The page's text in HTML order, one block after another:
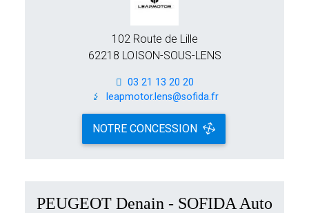
102 Route de Lille
62218 LOISON-SOUS-LENS
03 21 13 20 20
leapmotor.lens@sofida.fr
NOTRE CONCESSION
PEUGEOT Denain - SOFIDA Auto